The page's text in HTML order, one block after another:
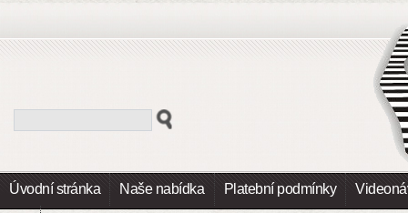
Úvodní stránka Naše nabídka Platební podmínky